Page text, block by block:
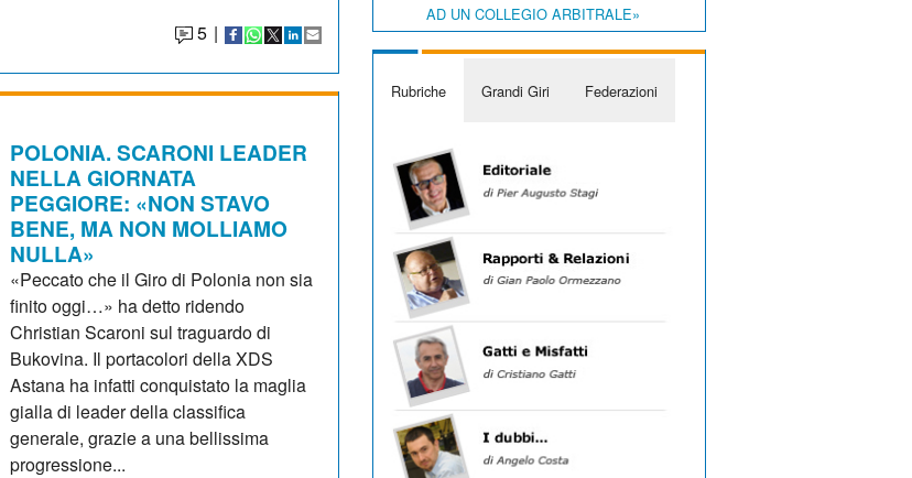
5 |
POLONIA. SCARONI LEADER
NELLA GIORNATA
PEGGIORE: «NON STAVO
BENE, MA NON MOLLIAMO
NULLA»
«Peccato che il Giro di Polonia non sia
finito oggi…» ha detto ridendo
Christian Scaroni sul traguardo di
Bukovina. Il portacolori della XDS
Astana ha infatti conquistato la maglia
gialla di leader della classifica
generale, grazie a una bellissima
progressione...
AD UN COLLEGIO ARBITRALE»
Rubriche Grandi Giri Federazioni